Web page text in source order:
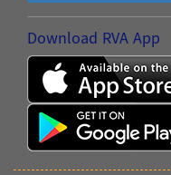
Download RVA App